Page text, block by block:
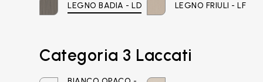
Email*
LEGNO BADIA - LD LEGNO FRIULI - LF
Categoria 3 Laccati